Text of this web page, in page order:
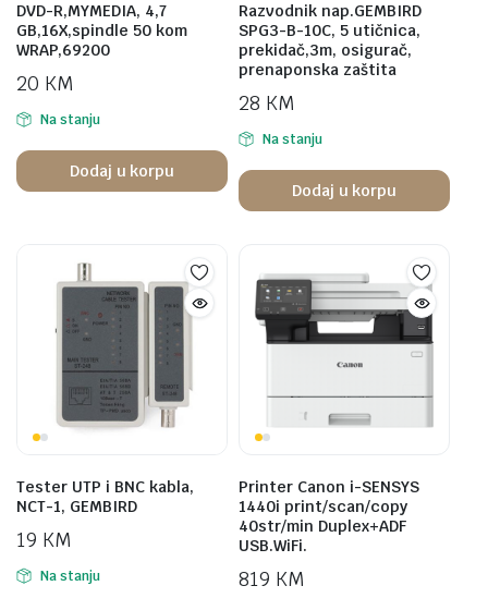
DVD-R,MYMEDIA, 4,7
GB,16X,spindle 50 kom
WRAP,69200
20 KM
Na stanju
Dodaj u korpu
Razvodnik nap.GEMBIRD
SPG3-B-10C, 5 utičnica,
prekidač,3m, osigurač,
prenaponska zaštita
28 KM
Na stanju
Dodaj u korpu
Tester UTP i BNC kabla,
NCT-1, GEMBIRD
19 KM
Na stanju
Printer Canon i-SENSYS
1440i print/scan/copy
40str/min Duplex+ADF
USB.WiFi.
819 KM